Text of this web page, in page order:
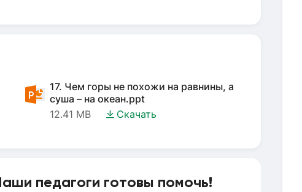
17. Чем горы не похожи на равнины, а
суша – на океан.ppt
12.41 MB
Скачать
педагоги готовы помочь!